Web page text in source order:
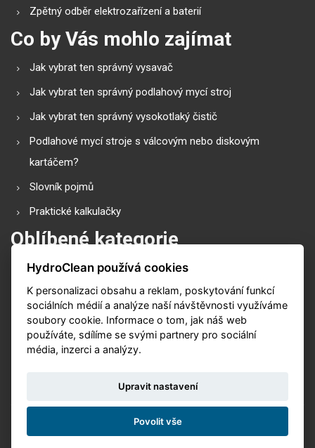
Zpětný odběr elektrozařízení a baterií
Co by Vás mohlo zajímat
Jak vybrat ten správný vysavač
Jak vybrat ten správný podlahový mycí stroj
Jak vybrat ten správný vysokotlaký čistič
Podlahové mycí stroje s válcovým nebo diskovým
kartáčem?
Slovník pojmů
Praktické kalkulačky
Oblíbené kategorie
Průmyslové vysavače
Vysokotlaké čističe
Podlahové mycí stroje
Zametací stroje
© 2026. Vytvořeno s vNux s.r.o.
HydroClean používá cookies
K personalizaci obsahu a reklam, poskytování funkcí
sociálních médií a analýze naší návštěvnosti využíváme
soubory cookie. Informace o tom, jak náš web
používáte, sdílíme se svými partnery pro sociální
média, inzerci a analýzy.
Upravit nastavení
Povolit vše